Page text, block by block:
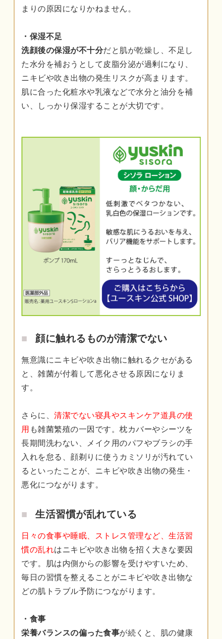
まりの原因になりかねません。
・保湿不足
洗顔後の保湿が不十分だと肌が乾燥し、不足し
た水分を補おうとして皮脂分泌が過剰になり、
ニキビや吹き出物の発生リスクが高まります。
肌に合った化粧水や乳液などで水分と油分を補
い、しっかり保湿することが大切です。
顔に触れるものが清潔でない
無意識にニキビや吹き出物に触れるクセがある
と、雑菌が付着して悪化させる原因になりま
す。
さらに、 清潔でない寝具やスキンケア道具の使
用 も雑菌繁殖の一因です。枕カバーやシーツを
長期間洗わない、メイク用のパフやブラシの手
入れを怠る、顔剃りに使うカミソリが汚れてい
るといったことが、ニキビや吹き出物の発生・
悪化につながります。
生活習慣が乱れている
日々の食事や睡眠、ストレス管理など、生活習
慣の乱れはニキビや吹き出物を招く大きな要因
です。肌は内側からの影響を受けやすいため、
毎日の習慣を整えることがニキビや吹き出物な
どの肌トラブル予防につながります。
・食事
栄養バランスの偏った食事が続くと、肌の健康